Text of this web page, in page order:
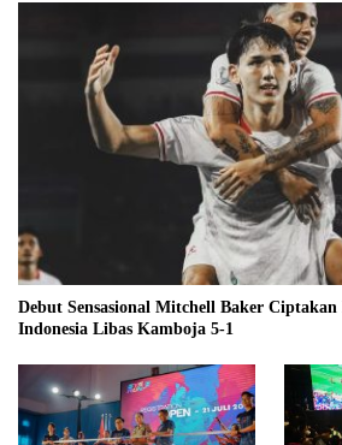
Debut Sensasional Mitchell Baker
Indonesia Libas Kamboja 5-1